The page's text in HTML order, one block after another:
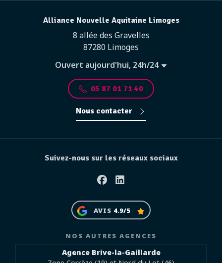
Alliance Nouvelle Aquitaine Limoges
8 allée des Gravelles
87280 Limoges
Ouvert aujourd'hui, 24h/24
05 87 01 71 40
Nous contacter
Suivez-nous sur les réseaux sociaux
FacebookLinkedin
AVIS 4.9/5
NOS AUTRES AGENCES
Agence Brive-la-Gaillarde